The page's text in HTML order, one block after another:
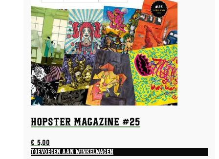
Hopster Magazine #25
€ 5,00
Toevoegen aan winkelwagen